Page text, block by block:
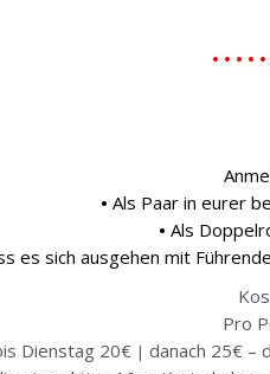
• • • •
• Als Paar in eurer
• Als
es sich ausgehen mit
Pro
Dienstag 20€ | danach 25€ –